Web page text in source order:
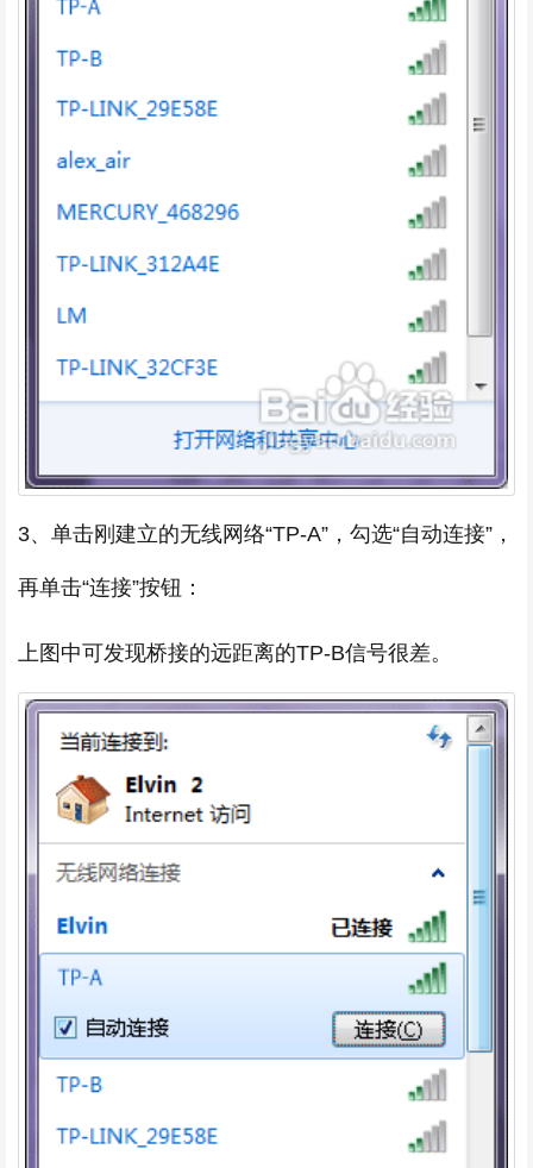
3、单击刚建立的无线网络“TP-A”，勾选“自动连接”，
再单击“连接”按钮：
上图中可发现桥接的远距离的TP-B信号很差。